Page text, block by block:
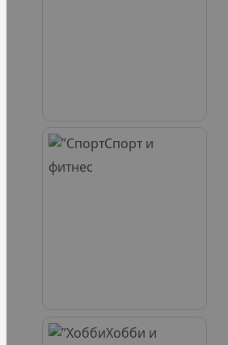
Спорт и
фитнес
Хобби и